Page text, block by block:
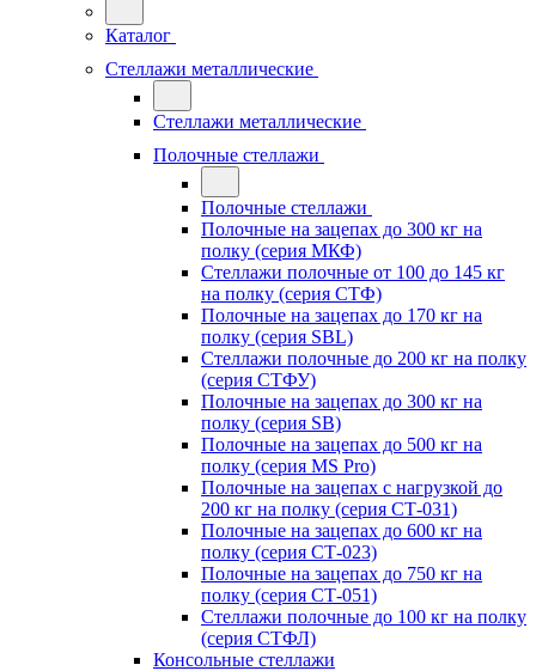
Каталог
Стеллажи металлические
Стеллажи металлические
Полочные стеллажи
Полочные стеллажи
Полочные на зацепах до 300 кг на
полку (серия МКФ)
Стеллажи полочные от 100 до 145 кг
на полку (серия СТФ)
Полочные на зацепах до 170 кг на
полку (серия SBL)
Стеллажи полочные до 200 кг на полку
(серия СТФУ)
Полочные на зацепах до 300 кг на
полку (серия SB)
Полочные на зацепах до 500 кг на
полку (серия MS Pro)
Полочные на зацепах с нагрузкой до
200 кг на полку (серия СТ-031)
Полочные на зацепах до 600 кг на
полку (серия СТ-023)
Полочные на зацепах до 750 кг на
полку (серия СТ-051)
Стеллажи полочные до 100 кг на полку
(серия СТФЛ)
Консольные стеллажи